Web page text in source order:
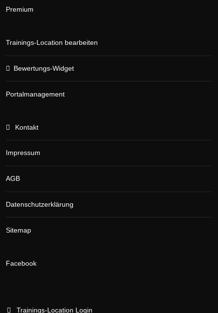
Premium
Trainings-Location bearbeiten
Bewertungs-Widget
Portalmanagement
Kontakt
Impressum
AGB
Datenschutzerklärung
Sitemap
Facebook
Trainings-Location Login